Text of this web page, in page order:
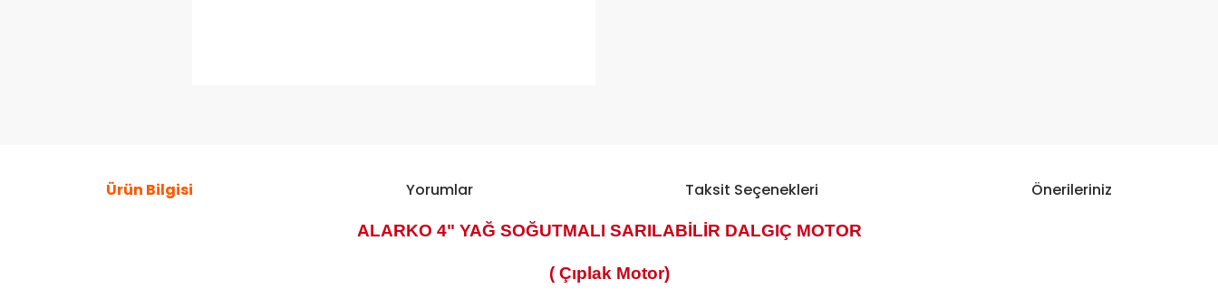
Ürün Bilgisi Yorumlar Taksit Seçenekleri Önerileriniz
ALARKO 4" YAĞ SOĞUTMALI SARILABİLİR DALGIÇ MOTOR
( Çıplak Motor)